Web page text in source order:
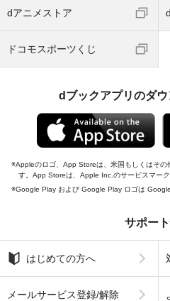
dアニメストア
ドコモスポーツくじ
dブックアプリのダ
Appleのロゴ、App Storeは、米国もしくはそ
す。App Storeは、Apple Inc.のサービスマーク
Google Play および Google Play ロゴは Google
サポー
はじめての方へ
メールサービス登録/解除